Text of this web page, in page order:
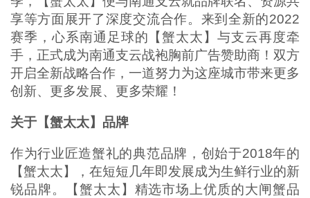
享等方面展开了深度交流合作。来到全新的2022
赛季，心系南通足球的【蟹太太】与支云再度牵
手，正式成为南通支云战袍胸前广告赞助商！双方
开启全新战略合作，一道努力为这座城市带来更多
创新、更多发展、更多荣耀！
关于【蟹太太】品牌
作为行业匠造蟹礼的典范品牌，创始于2018年的
【蟹太太】，在短短几年即发展成为生鲜行业的新
锐品牌。【蟹太太】精选市场上优质的大闸蟹品